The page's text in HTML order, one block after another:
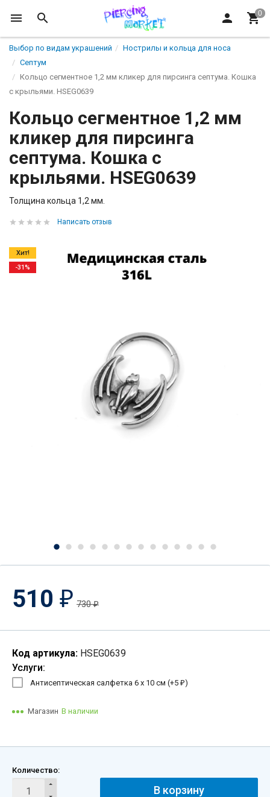
Выбор по видам украшений
Нострилы и кольца для носа
Септум
Кольцо сегментное 1,2 мм кликер для пирсинга септума. Кошка
с крыльями. HSEG0639
Кольцо сегментное 1,2 мм
кликер для пирсинга
септума. Кошка с
крыльями. HSEG0639
Толщина кольца 1,2 мм.
Написать отзыв
Хит!
-31%
510 ₽ 730₽
Код артикула: HSEG0639
Услуги:
Антисептическая салфетка 6 х 10 см (+5 ₽)
Магазин В наличии
Количество:
В корзину